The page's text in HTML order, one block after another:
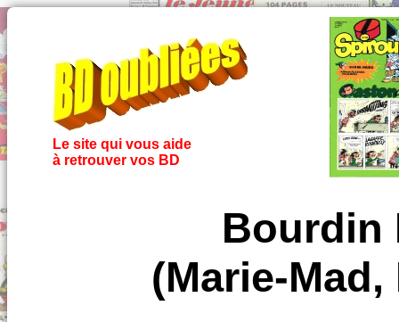
Le site qui vous aide
à retrouver vos BD
Bourdin
(Marie-